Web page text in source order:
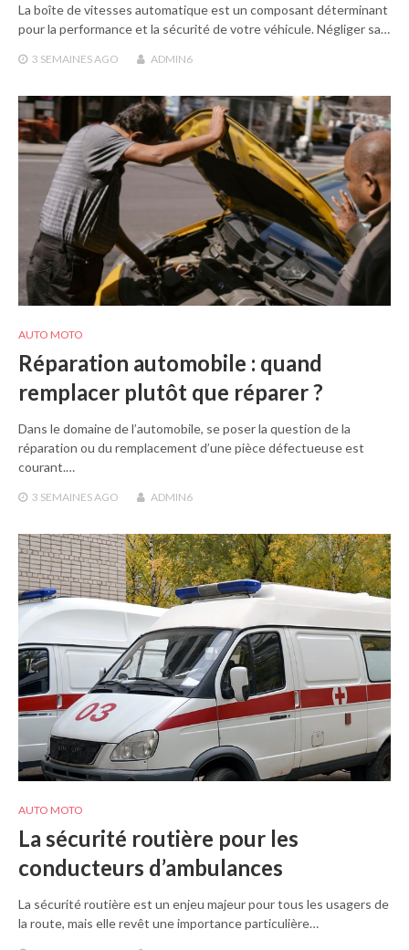
La boîte de vitesses automatique est un composant déterminant
pour la performance et la sécurité de votre véhicule. Négliger sa…
3 SEMAINES AGO ADMIN6
AUTO MOTO
Réparation automobile : quand
remplacer plutôt que réparer ?
Dans le domaine de l’automobile, se poser la question de la
réparation ou du remplacement d’une pièce défectueuse est
courant.…
3 SEMAINES AGO ADMIN6
AUTO MOTO
La sécurité routière pour les
conducteurs d’ambulances
La sécurité routière est un enjeu majeur pour tous les usagers de
la route, mais elle revêt une importance particulière…